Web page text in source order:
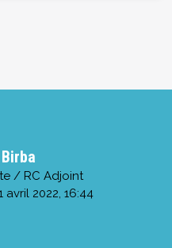
/ RC Adjoint
avril 2022, 16:44